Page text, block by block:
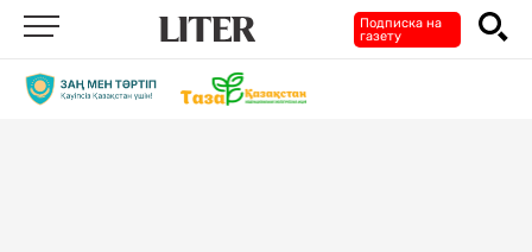
Подписка на
газету